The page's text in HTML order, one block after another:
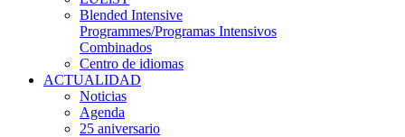
Blended Intensive
Programmes/Programas Intensivos
Combinados
Centro de idiomas
ACTUALIDAD
Noticias
Agenda
25 aniversario